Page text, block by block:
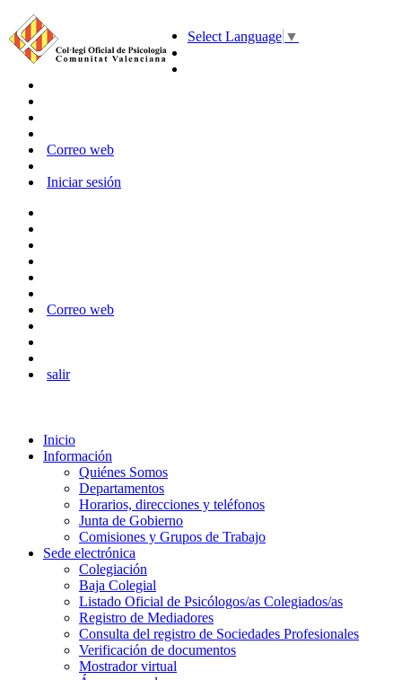
Select Language ▼
Correo web
Iniciar sesión
Correo web
salir
Inicio
Información
Quiénes Somos
Departamentos
Horarios, direcciones y teléfonos
Junta de Gobierno
Comisiones y Grupos de Trabajo
Sede electrónica
Colegiación
Baja Colegial
Listado Oficial de Psicólogos/as Colegiados/as
Registro de Mediadores
Consulta del registro de Sociedades Profesionales
Verificación de documentos
Mostrador virtual